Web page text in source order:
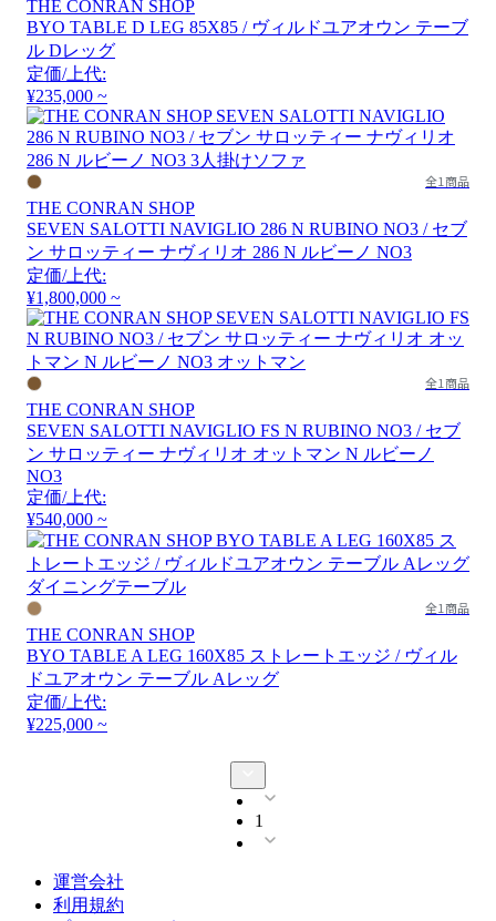
THE CONRAN SHOP
BYO TABLE D LEG 85X85 / ヴィルドユアオウン テーブ
ル Dレッグ
定価/上代:
¥235,000 ~
全1商品
THE CONRAN SHOP
SEVEN SALOTTI NAVIGLIO 286 N RUBINO NO3 / セブ
ン サロッティー ナヴィリオ 286 N ルビーノ NO3
定価/上代:
¥1,800,000 ~
全1商品
THE CONRAN SHOP
SEVEN SALOTTI NAVIGLIO FS N RUBINO NO3 / セブ
ン サロッティー ナヴィリオ オットマン N ルビーノ
NO3
定価/上代:
¥540,000 ~
全1商品
THE CONRAN SHOP
BYO TABLE A LEG 160X85 ストレートエッジ / ヴィル
ドユアオウン テーブル Aレッグ
定価/上代:
¥225,000 ~
1
運営会社
利用規約